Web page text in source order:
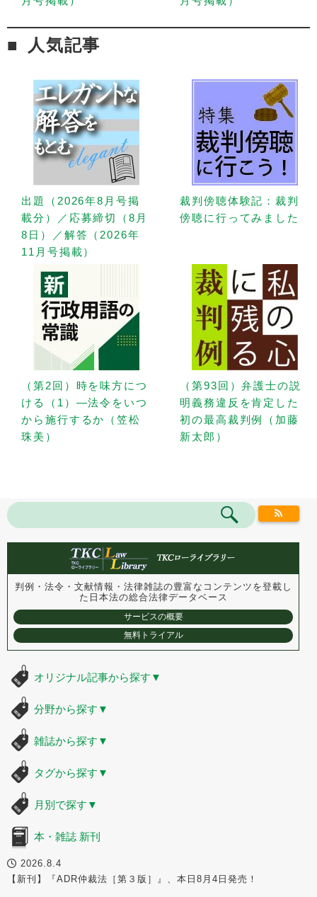
人気記事
出題（2026年8月号掲
載分）／応募締切（8月
8日）／解答（2026年
11月号掲載）
裁判傍聴体験記：裁判
傍聴に行ってみました
（第2回）時を味方につ
ける（1）—法令をいつ
から施行するか（笠松
珠美）
（第93回）弁護士の説
明義務違反を肯定した
初の最高裁判例（加藤
新太郎）
判例・法令・文献情報・法律雑誌の豊富なコンテンツを登載し
た 日本法の総合法律データベース
サービスの概要
無料トライアル
オリジナル記事から探す ▼
分野から探す ▼
雑誌から探す ▼
タグから探す ▼
月別で探す ▼
本・雑誌 新刊
2026.8.4
【新刊】『ADR仲裁法［第３版］』、本日8月4日発売！